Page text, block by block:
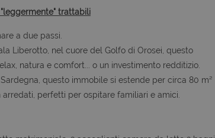
trattabili
a due passi.
Liberotto, nel cuore del Golfo di Orosei, questo
natura e comfort... o un investimento redditizio.
questo immobile si estende per circa 80 m²
perfetti per ospitare familiari e amici.